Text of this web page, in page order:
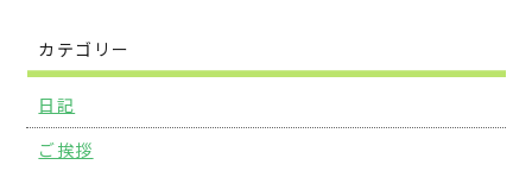
カテゴリー
日記
ご挨拶